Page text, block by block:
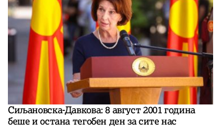
Сиљановска-Давкова: 8 август 2001 година
беше и остана тегобен ден за сите нас